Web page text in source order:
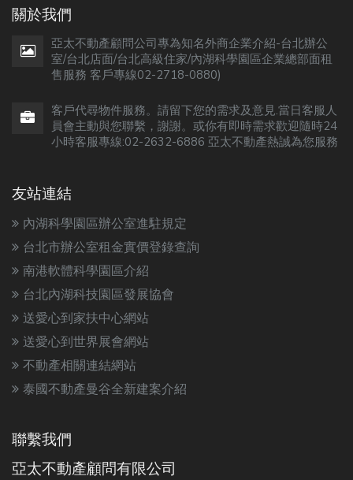
關於我們
亞太不動產顧問公司專為知名外商企業介紹-台北辦公
室/台北店面/台北高級住家/內湖科學園區企業總部面租
售服務 客戶專線02-2718-0880)
客戶代尋物件服務。請留下您的需求及意見.當日客服人
員會主動與您聯繫，謝謝。或你有即時需求歡迎隨時24
小時客服專線:02-2632-6886 亞太不動產熱誠為您服務
友站連結
內湖科學園區辦公室進駐規定
台北市辦公室租金實價登錄查詢
南港軟體科學園區介紹
台北內湖科技園區發展協會
送愛心到家扶中心網站
送愛心到世界展會網站
不動產相關連結網站
泰國不動產曼谷全新建案介紹
聯繫我們
亞太不動產顧問有限公司